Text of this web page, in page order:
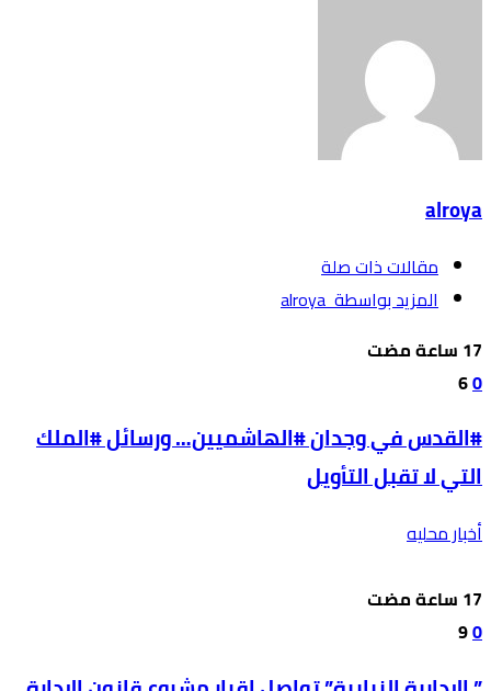
alroya
‫مقالات ذات صلة‬
‫‫المزيد بواسطة‬ ‬ alroya
0
6
#القدس في وجدان #الهاشميين… ورسائل #الملك
التي لا تقبل التأويل
أخبار محليه
0
9